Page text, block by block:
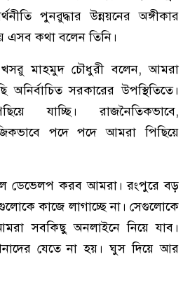
পুনরুদ্ধার উন্নয়নের অঙ্গীকার
এসব কথা বলেন তিনি।
খসরু মাহমুদ চৌধুরী বলেন, আমরা
সরকারের উপস্থিতিতে।
যাচ্ছি। রাজনৈতিকভাবে,
পদে পদে আমরা পিছিয়ে
ডেভেলপ করব আমরা। রংপুরে বড়
কাজে লাগাচ্ছে না। সেগুলোকে
সবকিছু অনলাইনে নিয়ে যাব।
যেতে না হয়। ঘুস দিয়ে আর